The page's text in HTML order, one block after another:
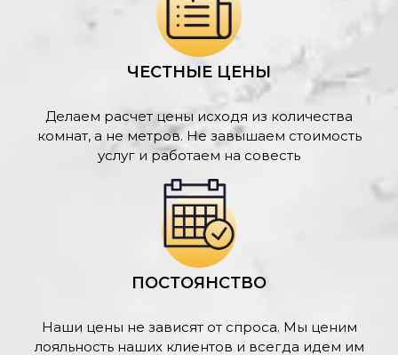
ЧЕСТНЫЕ ЦЕНЫ
Делаем расчет цены исходя из количества
комнат, а не метров. Не завышаем стоимость
услуг и работаем на совесть
ПОСТОЯНСТВО
Наши цены не зависят от спроса. Мы ценим
лояльность наших клиентов и всегда идем им